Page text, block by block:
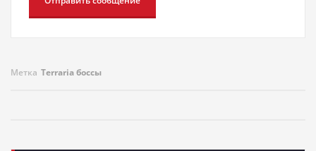
Метка Terraria боссы